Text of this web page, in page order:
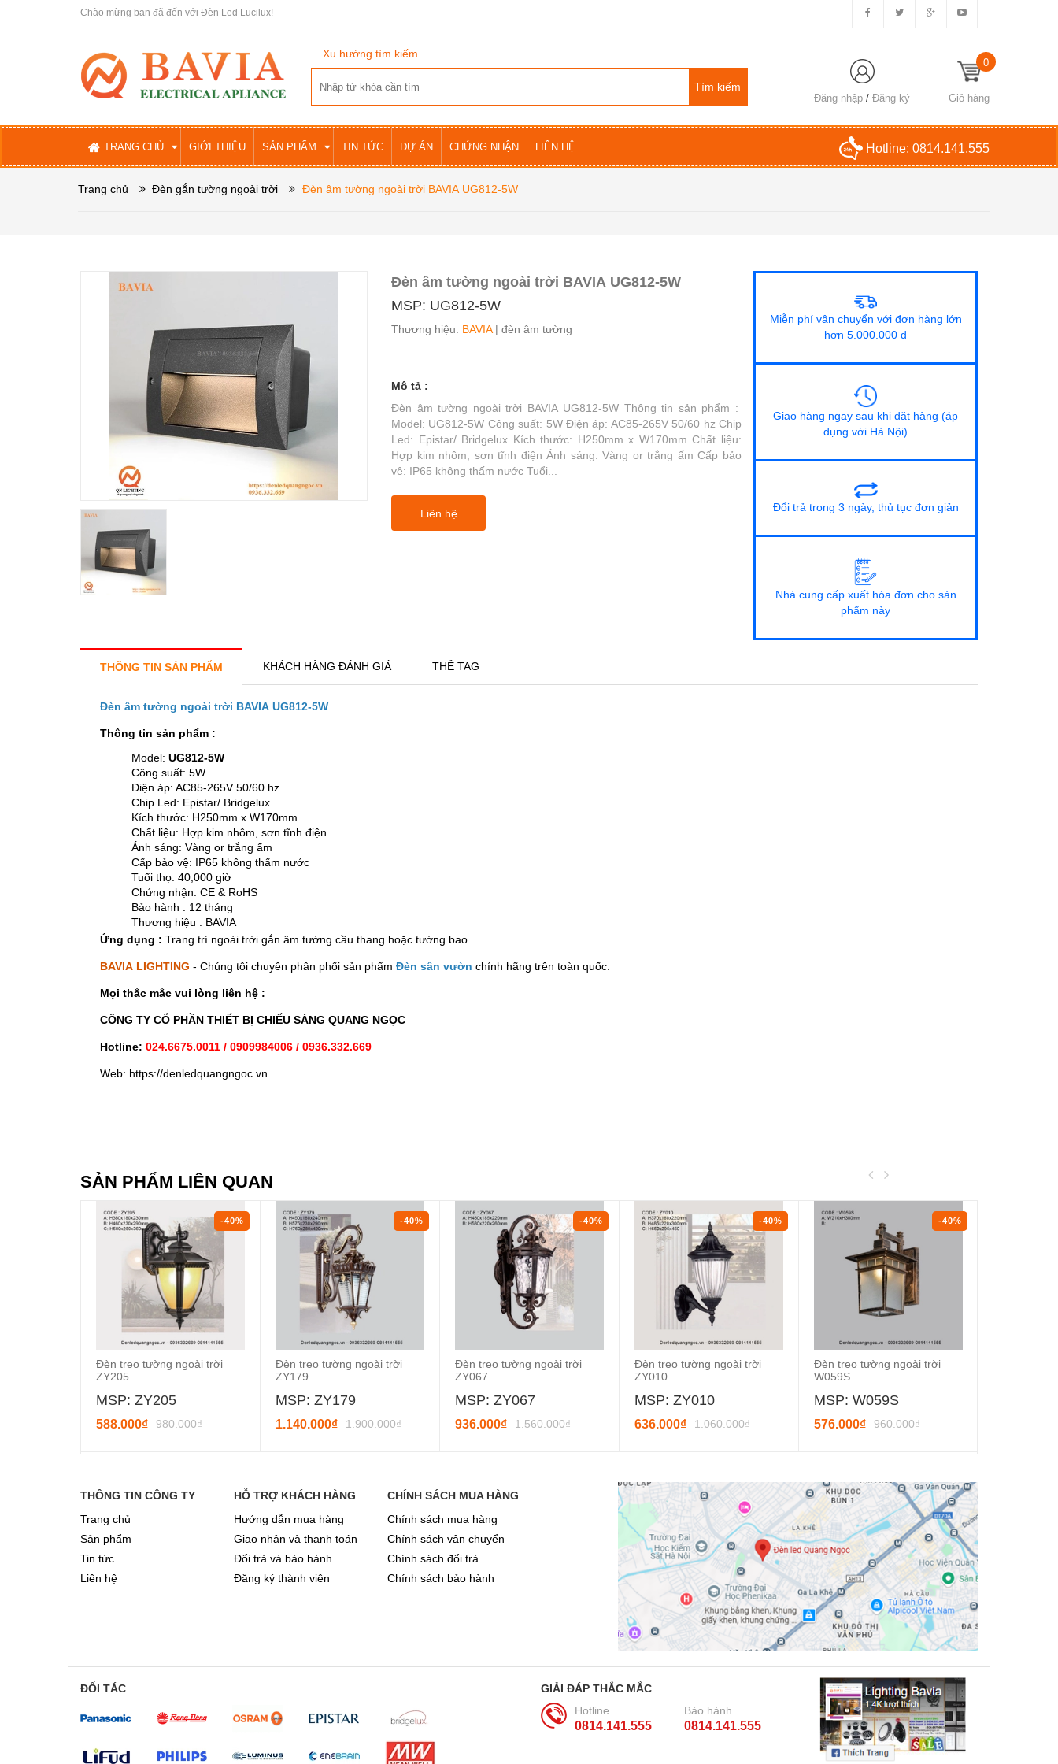
Chào mừng bạn đã đến với Đèn Led Lucilux!
Xu hướng tìm kiếm
Đăng nhập /Đăng ký Giỏ hàng
0
TRANG CHỦ GIỚI THIỆU SẢN PHẨM TIN TỨC DỰ ÁN CHỨNG NHẬN LIÊN HỆ Hotline: 0814.141.555
Trang chủ Đèn gắn tường ngoài trời Đèn âm tường ngoài trời BAVIA UG812-5W
Đèn âm tường ngoài trời BAVIA UG812-5W
MSP: UG812-5W
Thương hiệu: BAVIA| đèn âm tường
Mô tả :
Đèn âm tường ngoài trời BAVIA UG812-5W Thông tin sản phẩm :
Model: UG812-5W Công suất: 5W Điện áp: AC85-265V 50/60 hz Chip
Led: Epistar/ Bridgelux Kích thước: H250mm x W170mm Chất liệu:
Hợp kim nhôm, sơn tĩnh điện Ánh sáng: Vàng or trắng ấm Cấp bảo
vệ: IP65 không thấm nước Tuổi...
Liên hệ
Miễn phí vận chuyển với đơn hàng lớn
hơn 5.000.000 đ
Giao hàng ngay sau khi đặt hàng (áp
dụng với Hà Nội)
Đổi trả trong 3 ngày, thủ tục đơn giản
Nhà cung cấp xuất hóa đơn cho sản
phẩm này
THÔNG TIN SẢN PHẨM KHÁCH HÀNG ĐÁNH GIÁ THẺ TAG
Đèn âm tường ngoài trời BAVIA UG812-5W
Thông tin sản phẩm :
Model: UG812-5W
Công suất: 5W
Điện áp: AC85-265V 50/60 hz
Chip Led: Epistar/ Bridgelux
Kích thước: H250mm x W170mm
Chất liệu: Hợp kim nhôm, sơn tĩnh điện
Ánh sáng: Vàng or trắng ấm
Cấp bảo vệ: IP65 không thấm nước
Tuổi thọ: 40,000 giờ
Chứng nhận: CE & RoHS
Bảo hành : 12 tháng
Thương hiệu : BAVIA
Ứng dụng : Trang trí ngoài trời gắn âm tường cầu thang hoặc tường bao .
BAVIA LIGHTING - Chúng tôi chuyên phân phối sản phẩm Đèn sân vườn chính hãng trên toàn quốc.
Mọi thắc mắc vui lòng liên hệ :
CÔNG TY CỔ PHẦN THIẾT BỊ CHIẾU SÁNG QUANG NGỌC
Hotline: 024.6675.0011 / 0909984006 / 0936.332.669
Web: https://denledquangngoc.vn
SẢN PHẨM LIÊN QUAN
-40%
Đèn treo tường ngoài trời
ZY205
MSP: ZY205
588.000₫ 980.000₫
-40%
Đèn treo tường ngoài trời
ZY179
MSP: ZY179
1.140.000₫ 1.900.000₫
-40%
Đèn treo tường ngoài trời
ZY067
MSP: ZY067
936.000₫ 1.560.000₫
-40%
Đèn treo tường ngoài trời
ZY010
MSP: ZY010
636.000₫ 1.060.000₫
-40%
Đèn treo tường ngoài trời
W059S
MSP: W059S
576.000₫ 960.000₫
THÔNG TIN CÔNG TY
Trang chủ
Sản phẩm
Tin tức
Liên hệ
HỖ TRỢ KHÁCH HÀNG
Hướng dẫn mua hàng
Giao nhận và thanh toán
Đổi trả và bảo hành
Đăng ký thành viên
CHÍNH SÁCH MUA HÀNG
Chính sách mua hàng
Chính sách vận chuyển
Chính sách đổi trả
Chính sách bảo hành
ĐỐI TÁC
GIẢI ĐÁP THẮC MẮC
Hotline
0814.141.555
Bảo hành
0814.141.555